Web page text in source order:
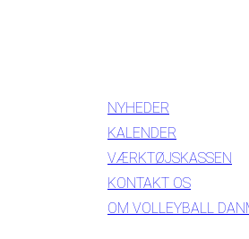
NYHEDER
KALENDER
VÆRKTØJSKASSEN
KONTAKT OS
OM VOLLEYBALL